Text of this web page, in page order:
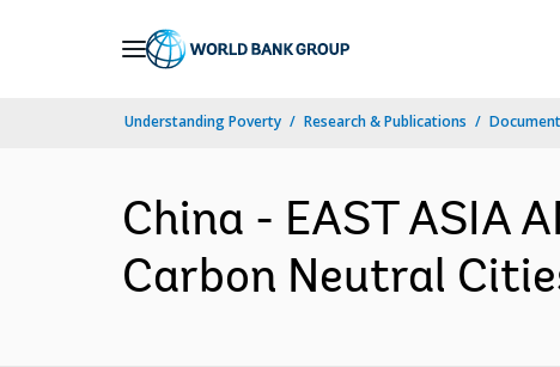
Understanding Poverty Research & Publications
China - EAST ASIA
Carbon Neutral